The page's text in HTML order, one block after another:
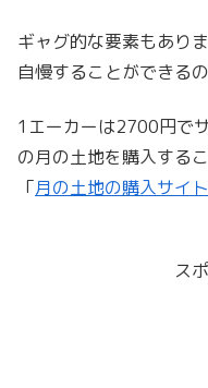
ギャグ的な要素もあり
自慢することができる
1エーカーは2700円で
の月の土地を購入する
「月の土地の購入サイト
ス